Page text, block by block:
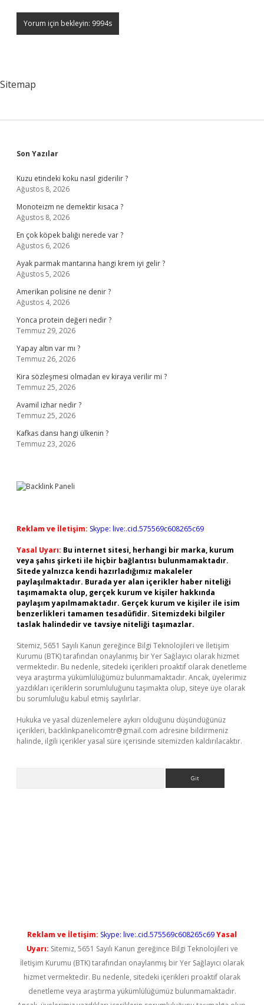
Sitemap
Sidebar
Son Yazılar
Kuzu etindeki koku nasıl giderilir ?
Ağustos 8, 2026
Monoteizm ne demektir kısaca ?
Ağustos 8, 2026
En çok köpek balığı nerede var ?
Ağustos 6, 2026
Ayak parmak mantarına hangi krem iyi gelir ?
Ağustos 5, 2026
Amerikan polisine ne denir ?
Ağustos 4, 2026
Yonca protein değeri nedir ?
Temmuz 29, 2026
Yapay altın var mı ?
Temmuz 26, 2026
Kira sözleşmesi olmadan ev kiraya verilir mi ?
Temmuz 25, 2026
Avamil izhar nedir ?
Temmuz 25, 2026
Kafkas dansı hangi ülkenin ?
Temmuz 23, 2026
Reklam ve İletişim: Skype: live:.cid.575569c608265c69
Yasal Uyarı: Bu internet sitesi, herhangi bir marka, kurum
veya şahıs şirketi ile hiçbir bağlantısı bulunmamaktadır.
Sitede yalnızca kendi hazırladığımız makaleler
paylaşılmaktadır. Burada yer alan içerikler haber niteliği
taşımamakta olup, gerçek kurum ve kişiler hakkında
paylaşım yapılmamaktadır. Gerçek kurum ve kişiler ile isim
benzerlikleri tamamen tesadüfidir. Sitemizdeki bilgiler
taslak halindedir ve tavsiye niteliği taşımazlar.
Sitemiz, 5651 Sayılı Kanun gereğince Bilgi Teknolojileri ve İletişim
Kurumu (BTK) tarafından onaylanmış bir Yer Sağlayıcı olarak hizmet
vermektedir. Bu nedenle, sitedeki içerikleri proaktif olarak denetleme
veya araştırma yükümlülüğümüz bulunmamaktadır. Ancak, üyelerimiz
yazdıkları içeriklerin sorumluluğunu taşımakta olup, siteye üye olarak
bu sorumluluğu kabul etmiş sayılırlar.
Hukuka ve yasal düzenlemelere aykırı olduğunu düşündüğünüz
içerikleri, backlinkpanelicomtr@gmail.com adresine bildirmeniz
halinde, ilgili içerikler yasal süre içerisinde sitemizden kaldırılacaktır.
Reklam ve İletişim: Skype: live:.cid.575569c608265c69Yasal
Uyarı: Sitemiz, 5651 Sayılı Kanun gereğince Bilgi Teknolojileri ve
İletişim Kurumu (BTK) tarafından onaylanmış bir Yer Sağlayıcı olarak
hizmet vermektedir. Bu nedenle, sitedeki içerikleri proaktif olarak
denetleme veya araştırma yükümlülüğümüz bulunmamaktadır.